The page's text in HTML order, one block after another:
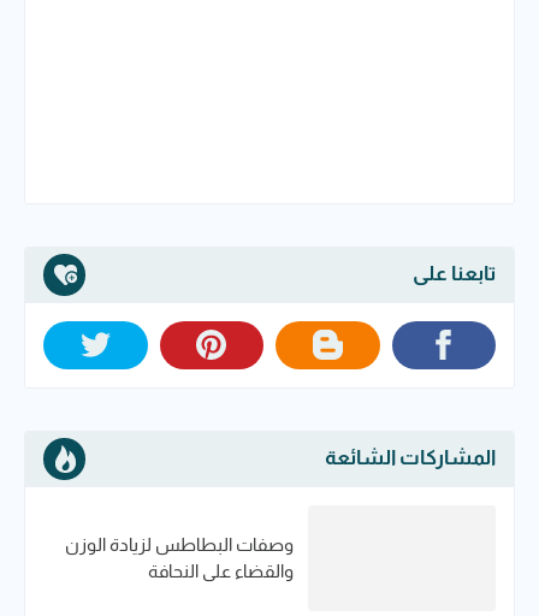
تابعنا على
المشاركات الشائعة
وصفات البطاطس لزيادة الوزن
والقضاء على النحافة